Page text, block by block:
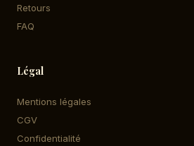
Retours
FAQ
Légal
Mentions légales
CGV
Confidentialité